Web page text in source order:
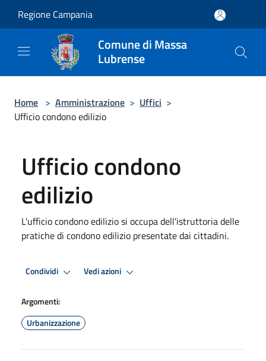
Regione Campania
Comune di Massa
Lubrense
Home > Amministrazione > Uffici >
Ufficio condono edilizio
Ufficio condono
edilizio
L'ufficio condono edilizio si occupa dell'istruttoria delle
pratiche di condono edilizio presentate dai cittadini.
Condividi Vedi azioni
Argomenti:
Urbanizzazione